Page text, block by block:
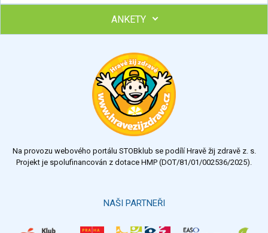
ANKETY
Výsledky Všechny ankety
Na provozu webového portálu STOBklub se podílí Hravě žij zdravě z. s.
Projekt je spolufinancován z dotace HMP (DOT/81/01/002536/2025).
NAŠI PARTNEŘI